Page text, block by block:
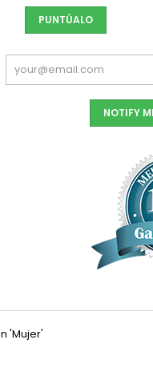
PUNTÚALO
NOTIFY
'Mujer'